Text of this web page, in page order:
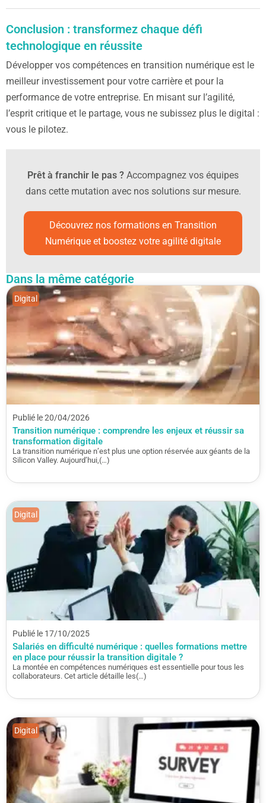
confiance à la machine et quand reprendre la main pour
interpréter les résultats.
moins de tickets envoyés au support informatique, une
meilleure collaboration sur les documents partagés et
une adoption plus rapide des nouvelles directives
digitales.
Conclusion : transformez chaque défi
technologique en réussite
Développer vos compétences en transition numérique est le
meilleur investissement pour votre carrière et pour la
performance de votre entreprise. En misant sur l’agilité,
l’esprit critique et le partage, vous ne subissez plus le digital :
vous le pilotez.
Prêt à franchir le pas ? Accompagnez vos équipes
dans cette mutation avec nos solutions sur mesure.
Découvrez nos formations en Transition
Numérique et boostez votre agilité digitale
Dans la même catégorie
Publié le 20/04/2026
Transition numérique : comprendre les enjeux et réussir sa
transformation digitale
La transition numérique n’est plus une option réservée aux géants de la
Silicon Valley. Aujourd’hui,(…)
Digital
Publié le 17/10/2025
Salariés en difficulté numérique : quelles formations mettre
en place pour réussir la transition digitale ?
La montée en compétences numériques est essentielle pour tous les
collaborateurs. Cet article détaille les(…)
Digital
Digital